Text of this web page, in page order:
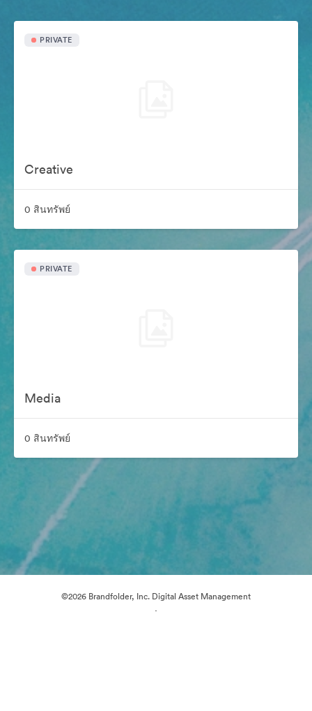
PRIVATE
Creative
0 สินทรัพย์
PRIVATE
Media
0 สินทรัพย์
©2026 Brandfolder, Inc. Digital Asset Management
·